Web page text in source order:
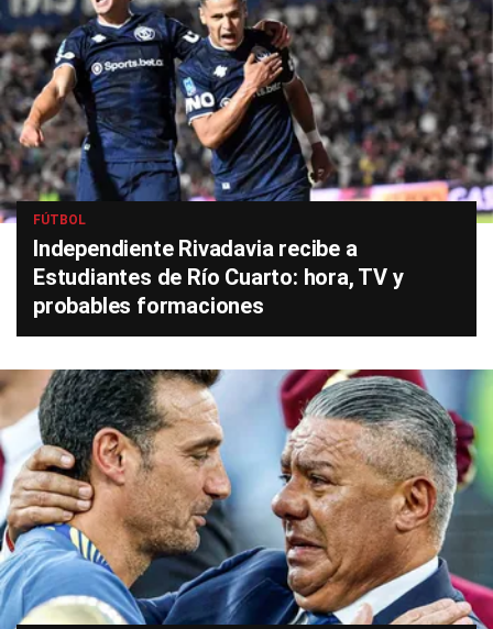
FÚTBOL
Independiente Rivadavia recibe a
Estudiantes de Río Cuarto: hora, TV y
probables formaciones